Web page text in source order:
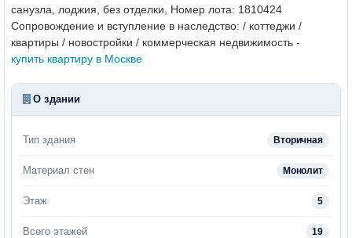
санузла, лоджия, без отделки, Номер лота: 1810424
Сопровождение и вступление в наследство: / коттеджи /
квартиры / новостройки / коммерческая недвижимость -
купить квартиру в Москве
О здании
Тип здания Вторичная
Материал стен Монолит
Этаж 5
Всего этажей 19